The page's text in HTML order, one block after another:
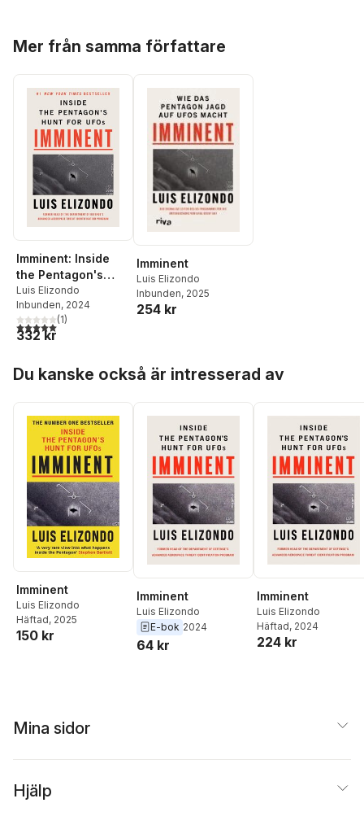
Mer från samma författare
Imminent: Inside
the Pentagon's
Hunt for UFOs
Luis Elizondo
Inbunden, 2024
5,0utav 5 stjärnor. Totalt antal röster:
(1)
332 kr
Imminent
Luis Elizondo
Inbunden, 2025
254 kr
Du kanske också är intresserad av
Imminent
Luis Elizondo
Häftad, 2025
150 kr
Imminent
Luis Elizondo
E-bok 2024
64 kr
Imminent
Luis Elizondo
Häftad, 2024
224 kr
Mina sidor
Hjälp